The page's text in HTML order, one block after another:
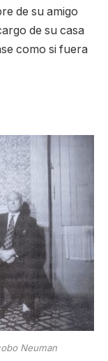
de su amigo
de su casa
como si fuera
Neuman